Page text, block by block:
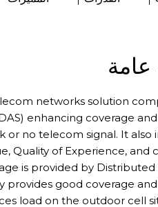
networks solution
enhancing coverage
or no telecom signal. It also
Quality of Experience, and
is provided by
provides good coverage
load on the outdoor cell